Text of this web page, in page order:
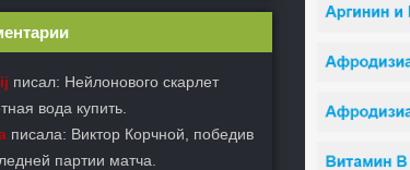
писал: Нейлонового скарлет
вода купить.
писала: Виктор Корчной, победив
партии матча.